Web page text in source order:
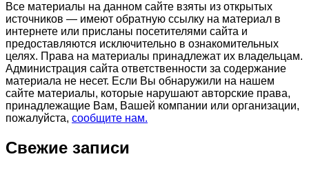
Все материалы на данном сайте взяты из открытых
источников — имеют обратную ссылку на материал в
интернете или присланы посетителями сайта и
предоставляются исключительно в ознакомительных
целях. Права на материалы принадлежат их владельцам.
Администрация сайта ответственности за содержание
материала не несет. Если Вы обнаружили на нашем
сайте материалы, которые нарушают авторские права,
принадлежащие Вам, Вашей компании или организации,
пожалуйста, сообщите нам.
Свежие записи